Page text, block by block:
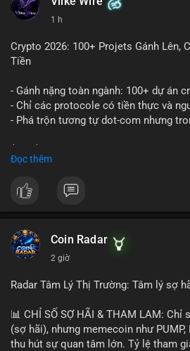
1 h
Crypto 2026: 100+ Projets Gánh Lên,
Tiền
- Gánh nặng toàn ngành: 100+ dự án
- Chỉ các protocole có tiền thực và
- Phá trộn tương tự dot-com nhưng
📰 Nguồn: CoinDesk
Đọc thêm
Coin Radar
2 giờ
Radar Tâm Lý Thị Trường: Tâm lý sợ
📊 CHỈ SỐ SỢ HÃI & THAM LAM: Chỉ
(sợ hãi), nhưng memecoin như PUMP,
thu hút sự quan tâm lớn. Tỷ lệ tham